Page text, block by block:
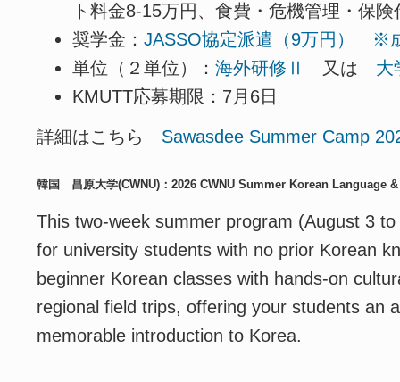
ト料金8-15万円、食費・危機管理・保
奨学金： JASSO協定派遣（9万円） ※
単位（２単位）： 海外研修Ⅱ 又は 大
KMUTT応募期限：7月6日
詳細はこちら Sawasdee Summer Camp
韓国 昌原大学(CWNU)：2026 CWNU Summer Korean Language
This two-week summer program (August 3
for university students with no prior Korean
beginner Korean classes with hands-on
regional field trips, offering your students an
memorable introduction to Korea.